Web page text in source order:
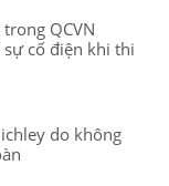
QCVN
sự cố điện khi thi
do không